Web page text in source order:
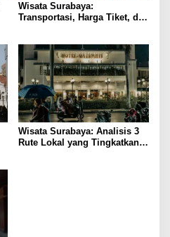
Wisata Surabaya:
Transportasi, Harga Tiket, dan
Wisata Surabaya: Analisis 3
Rute Lokal yang Tingkatkan